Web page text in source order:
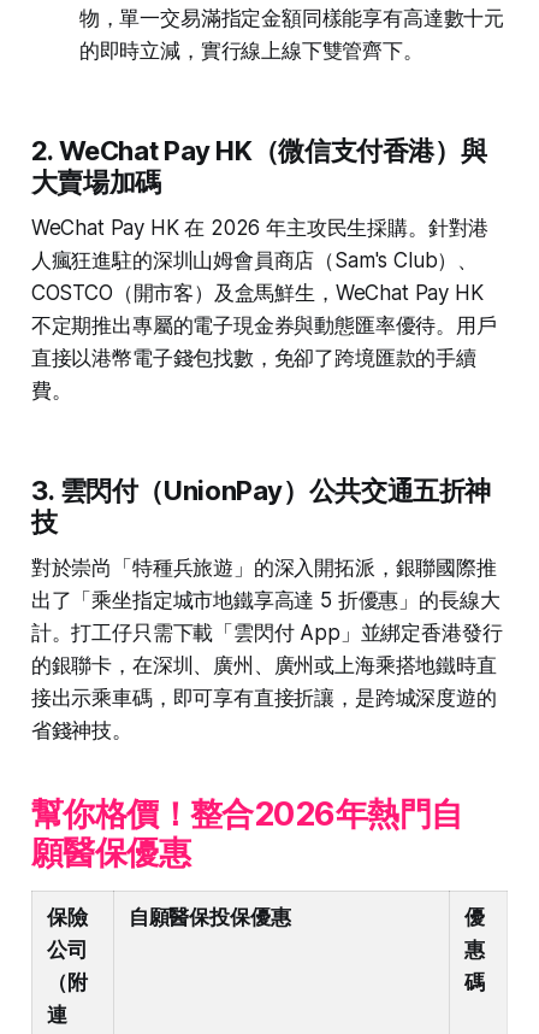
物，單一交易滿指定金額同樣能享有高達數十元
的即時立減，實行線上線下雙管齊下。
2. WeChat Pay HK（微信支付香港）與
大賣場加碼
WeChat Pay HK 在 2026 年主攻民生採購。針對港
人瘋狂進駐的深圳山姆會員商店（Sam's Club）、
COSTCO（開市客）及盒馬鮮生，WeChat Pay HK
不定期推出專屬的電子現金券與動態匯率優待。用戶
直接以港幣電子錢包找數，免卻了跨境匯款的手續
費。
3. 雲閃付（UnionPay）公共交通五折神
技
對於崇尚「特種兵旅遊」的深入開拓派，銀聯國際推
出了「乘坐指定城市地鐵享高達 5 折優惠」的長線大
計。打工仔只需下載「雲閃付 App」並綁定香港發行
的銀聯卡，在深圳、廣州、廣州或上海乘搭地鐵時直
接出示乘車碼，即可享有直接折讓，是跨城深度遊的
省錢神技。
幫你格價！整合2026年熱門自
願醫保優惠
保險
公司
（附
連
自願醫保投保優惠
優
惠
碼